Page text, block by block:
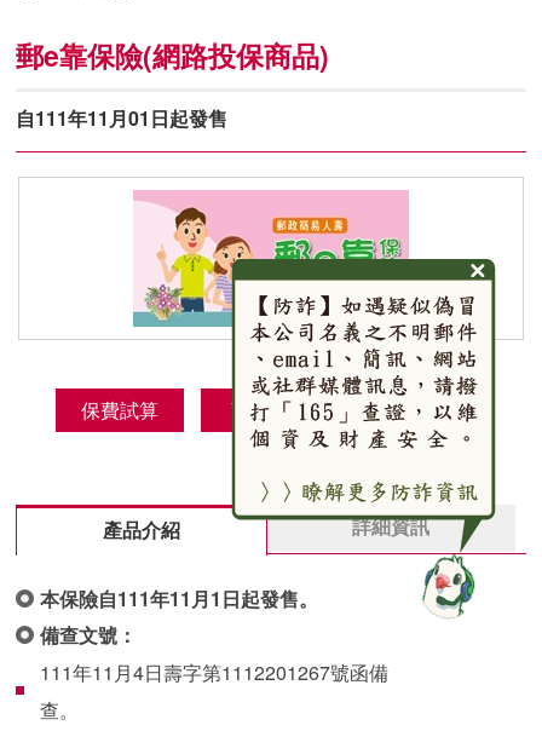
郵e靠保險(網路投保商品)
自111年11月01日起發售
保費試算 商品DM 網路投保
產品介紹 詳細資訊
本保險自111年11月1日起發售。
備查文號：
111年11月4日壽字第1112201267號函備
查。